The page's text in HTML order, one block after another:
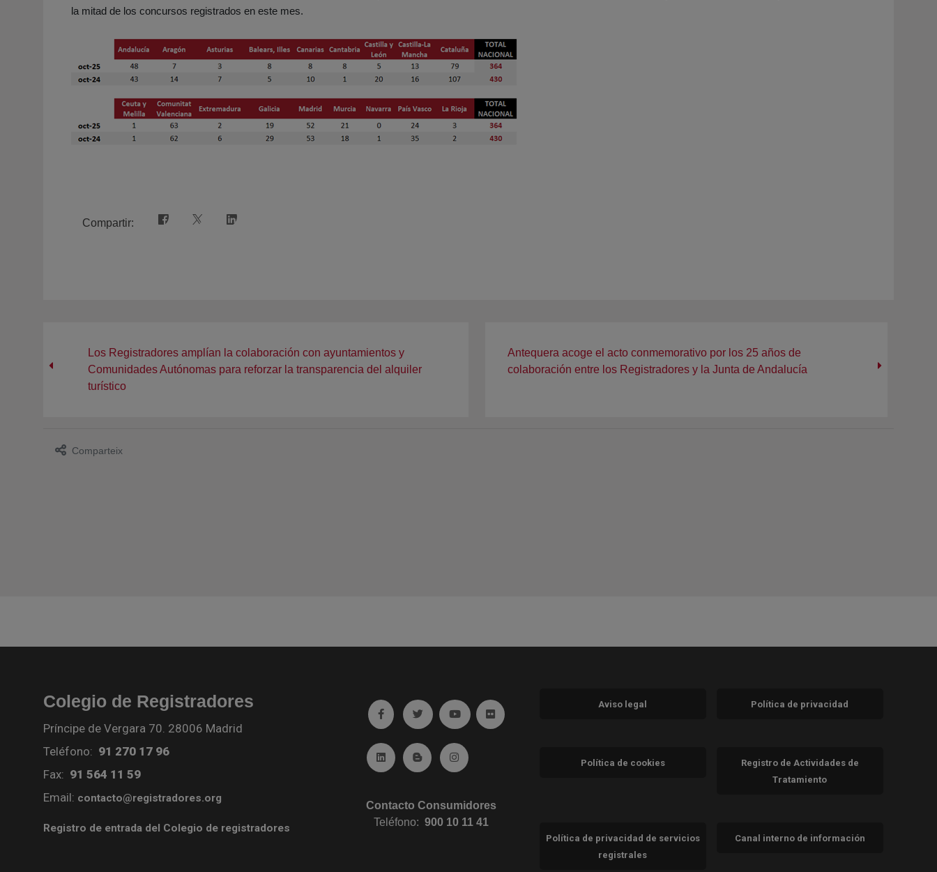
la mitad de los concursos registrados en este mes.
Compartir:
Los Registradores amplían la colaboración con ayuntamientos y
Comunidades Autónomas para reforzar la transparencia del alquiler
turístico
Antequera acoge el acto conmemorativo por los 25 años de
colaboración entre los Registradores y la Junta de Andalucía
Comparteix
Colegio de Registradores
Príncipe de Vergara 70. 28006 Madrid
Teléfono: 91 270 17 96
Fax: 91 564 11 59
Email: contacto@registradores.org
Registro de entrada del Colegio de registradores
Ir a facebook (abre en ventana nueva)
Ir a twitter (abre en ventana nueva)
Ir a YouTube (abre en ventana nueva)
Ir a Flickr (abre en ventana nueva)
Ir a Linkedin (abre en ventana nueva)
Ir al Blog (abre en ventana nueva)
Ir a Instagram (abre en ventana nueva)
Contacto Consumidores
Teléfono:900 10 11 41
Aviso legal Política de privacidad
Política de cookies
Registro de Actividades de
Tratamiento
Política de privacidad de servicios
registrales
Canal interno de información